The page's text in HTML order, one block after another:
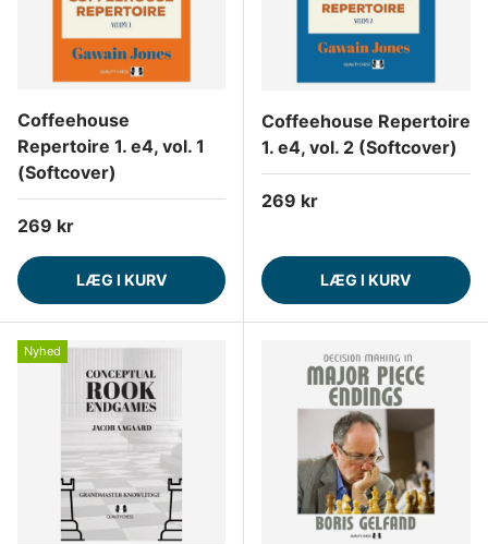
Coffeehouse
Repertoire 1. e4, vol. 1
(Softcover)
Normalpris
269 kr
LÆG I KURV
Coffeehouse Repertoire
1. e4, vol. 2 (Softcover)
Normalpris
269 kr
LÆG I KURV
Nyhed